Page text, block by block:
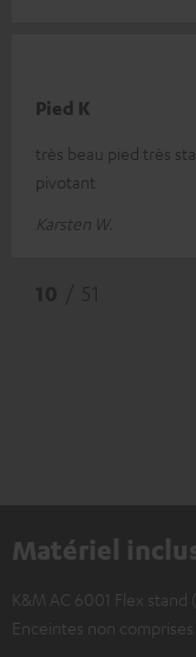
Pied K
très beau pied très
pivotant
Karsten W.
Matériel
K&M AC 6001 Flex stand
Enceintes non